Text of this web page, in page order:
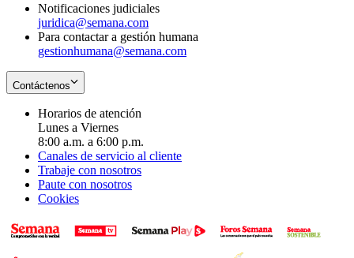
Notificaciones judiciales
juridica@semana.com
Para contactar a gestión humana
gestionhumana@semana.com
Contáctenos
Horarios de atención
Lunes a Viernes
8:00 a.m. a 6:00 p.m.
Canales de servicio al cliente
Trabaje con nosotros
Paute con nosotros
Cookies